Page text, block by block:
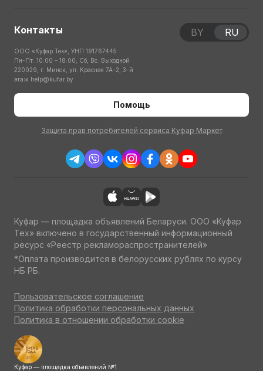
Контакты
ООО «Куфар Тех», УНП 191767445
Пн-Пт: 10:00 – 18:00; Сб, Вс: Выходной
220029, г. Минск, ул. Красная 7А-2, 3-й
этаж help@kufar.by
Помощь
Защита прав потребителей сервиса Куфар Маркет
BY RU
Куфар — площадка объявлений Беларуси. ООО «Куфар
Тех» включено в государственный информационный
ресурс «Реестр рекламораспространителей»
*Оплата производится в белорусских рублях по курсу
НБ РБ.
Пользовательское соглашение
Политика обработки персональных данных
Политика в отношении обработки cookie
Куфар — площадка объявлений №1